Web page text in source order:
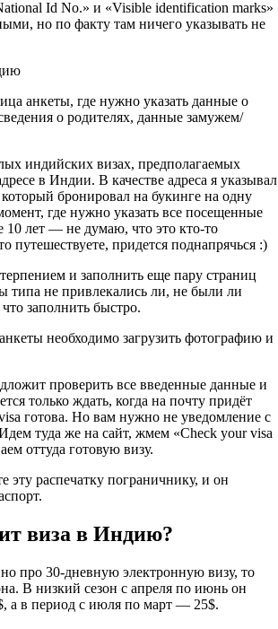
Id No.» и «Visible identification marks»
но по факту там ничего указывать не
анкеты, где нужно указать данные о
о родителях, данные замужем/
индийских визах, предполагаемых
в Индии. В качестве адреса я указывал
бронировал на букинге на одну
где нужно указать все посещенные
10 лет — не думаю, что это кто-то
путешествуете, придется поднапрячься :)
и заполнить еще пару страниц
типа не привлекались ли, не были ли
заполнить быстро.
необходимо загрузить фотографию и
проверить все введенные данные и
только ждать, когда на почту придёт
готова. Но вам нужно не уведомление с
туда же на сайт, жмем «Check your visa
оттуда готовую визу.
эту распечатку пограничнику, и он
виза в Индию?
про 30-дневную электронную визу, то
В низкий сезон с апреля по июнь он
а в период с июля по март — 25$.